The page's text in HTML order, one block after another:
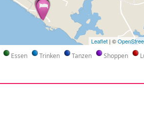
Leaflet | ©
Essen Trinken Tanzen Shoppen